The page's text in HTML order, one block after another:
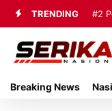
TRENDING #2
#3
Breaking News